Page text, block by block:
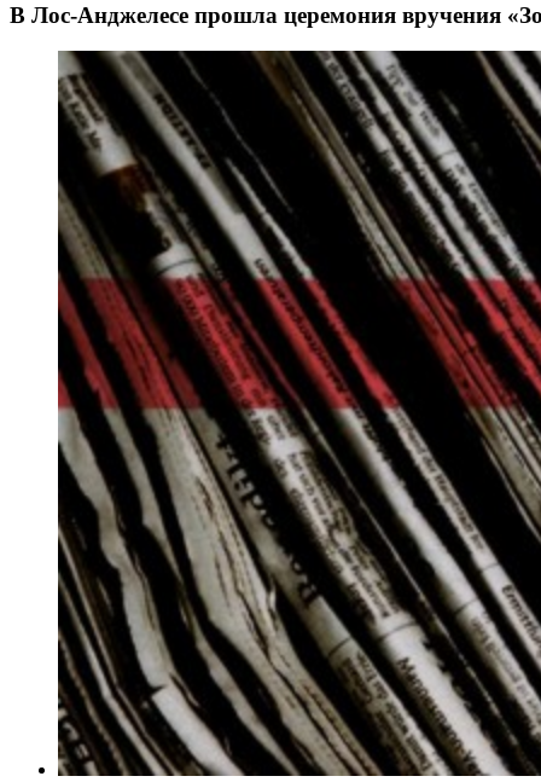
В Лос-Анджелесе прошла церемония вручения